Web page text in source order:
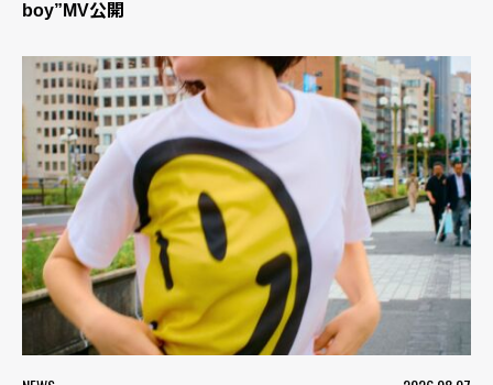
boy”MV公開